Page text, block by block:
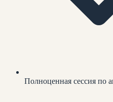
Полноценная сессия по